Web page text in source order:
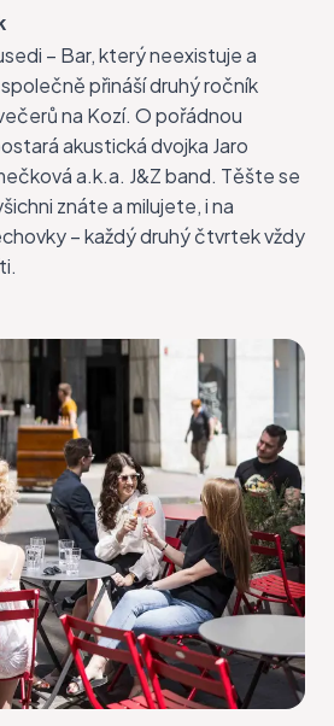
– Bar, který neexistuje a
společně přináší druhý ročník
na Kozí. O pořádnou
akustická dvojka Jaro
a.k.a. J&Z band. Těšte se
znáte a milujete, i na
– každý druhý čtvrtek vždy